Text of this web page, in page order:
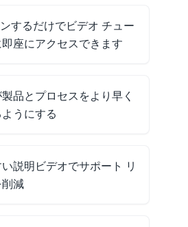
するだけでビデオ チュー
即座にアクセスできます
品とプロセスをより早く
うにする
説明ビデオでサポート リ
減